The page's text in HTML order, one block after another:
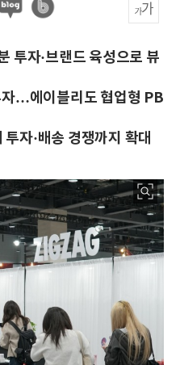
투자·브랜드 육성으로 뷰
…에이블리도 협업형 PB
자·배송 경쟁까지 확대